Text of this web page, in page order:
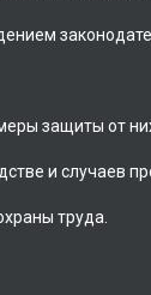
защиты от
и случаев
труда.